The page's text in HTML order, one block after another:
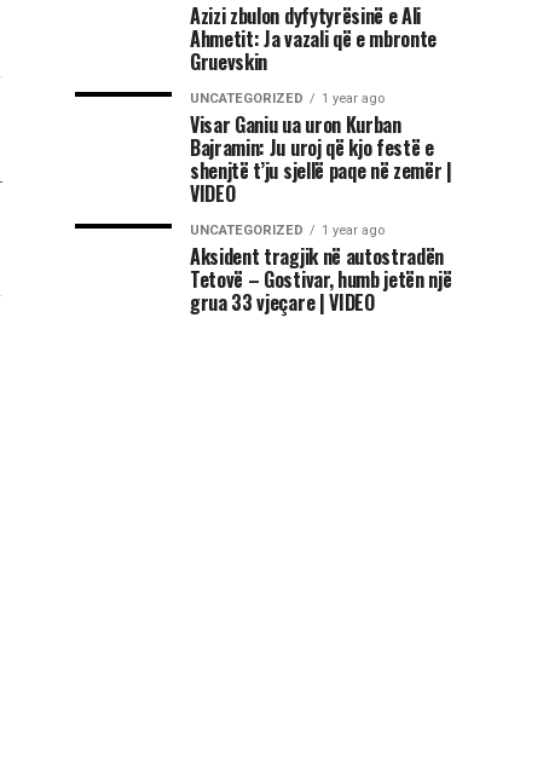
Azizi zbulon dyfytyrësinë e Ali
Ahmetit: Ja vazali që e mbronte
Gruevskin
UNCATEGORIZED 1 year ago
Visar Ganiu ua uron Kurban
Bajramin: Ju uroj që kjo festë e
shenjtë t’ju sjellë paqe në zemër |
VIDEO
UNCATEGORIZED 1 year ago
Aksident tragjik në autostradën
Tetovë – Gostivar, humb jetën një
grua 33 vjeçare | VIDEO